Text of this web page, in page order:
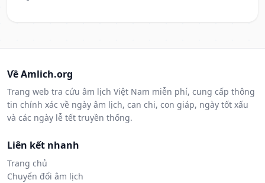
Về Amlich.org
Trang web tra cứu âm lịch Việt Nam miễn phí, cung cấp thông
tin chính xác về ngày âm lịch, can chi, con giáp, ngày tốt xấu
và các ngày lễ tết truyền thống.
Liên kết nhanh
Trang chủ
Chuyển đổi âm lịch